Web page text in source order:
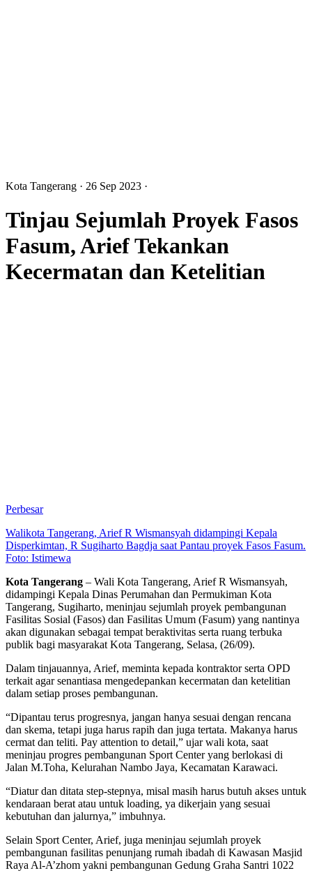
Kota Tangerang · 26 Sep 2023 ·
Tinjau Sejumlah Proyek Fasos
Fasum, Arief Tekankan
Kecermatan dan Ketelitian
Perbesar
Walikota Tangerang, Arief R Wismansyah didampingi Kepala
Disperkimtan, R Sugiharto Bagdja saat Pantau proyek Fasos Fasum.
Foto: Istimewa
Kota Tangerang – Wali Kota Tangerang, Arief R Wismansyah,
didampingi Kepala Dinas Perumahan dan Permukiman Kota
Tangerang, Sugiharto, meninjau sejumlah proyek pembangunan
Fasilitas Sosial (Fasos) dan Fasilitas Umum (Fasum) yang nantinya
akan digunakan sebagai tempat beraktivitas serta ruang terbuka
publik bagi masyarakat Kota Tangerang, Selasa, (26/09).
Dalam tinjauannya, Arief, meminta kepada kontraktor serta OPD
terkait agar senantiasa mengedepankan kecermatan dan ketelitian
dalam setiap proses pembangunan.
“Dipantau terus progresnya, jangan hanya sesuai dengan rencana
dan skema, tetapi juga harus rapih dan juga tertata. Makanya harus
cermat dan teliti. Pay attention to detail,” ujar wali kota, saat
meninjau progres pembangunan Sport Center yang berlokasi di
Jalan M.Toha, Kelurahan Nambo Jaya, Kecamatan Karawaci.
“Diatur dan ditata step-stepnya, misal masih harus butuh akses untuk
kendaraan berat atau untuk loading, ya dikerjain yang sesuai
kebutuhan dan jalurnya,” imbuhnya.
Selain Sport Center, Arief, juga meninjau sejumlah proyek
pembangunan fasilitas penunjang rumah ibadah di Kawasan Masjid
Raya Al-A’zhom yakni pembangunan Gedung Graha Santri 1022